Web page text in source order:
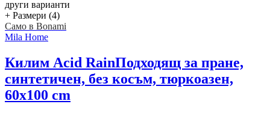
други варианти
+ Размери (4)
Само в Bonami
Mila Home
Килим Acid RainПодходящ за пране,
синтетичен, без косъм, тюркоазен,
60x100 cm